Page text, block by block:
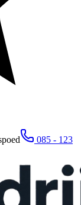
085 - 123